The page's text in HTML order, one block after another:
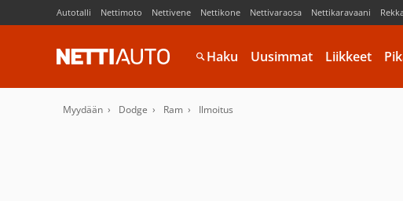
Autotalli Nettimoto Nettivene Nettikone Nettivaraosa Nettikaravaani
Haku Uusimmat Liikkeet
Myydään Dodge Ram Ilmoitus